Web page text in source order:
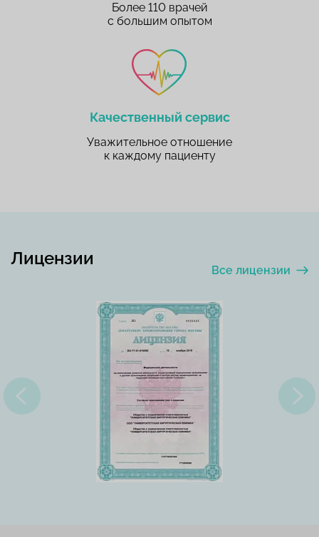
Более 110 врачей
с большим опытом
Качественный сервис
Уважительное отношение
к каждому пациенту
Лицензии
Все лицензии